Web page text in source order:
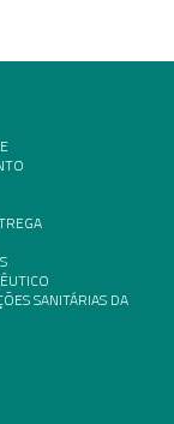
SANITÁRIAS DA